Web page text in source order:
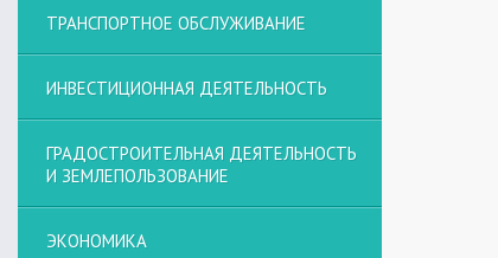
ТРАНСПОРТНОЕ ОБСЛУЖИВАНИЕ
ИНВЕСТИЦИОННАЯ ДЕЯТЕЛЬНОСТЬ
ГРАДОСТРОИТЕЛЬНАЯ ДЕЯТЕЛЬНОСТЬ
И ЗЕМЛЕПОЛЬЗОВАНИЕ
ЭКОНОМИКА